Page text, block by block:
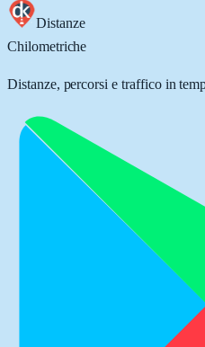
Distanze
Chilometriche
Distanze, percorsi e traffico in